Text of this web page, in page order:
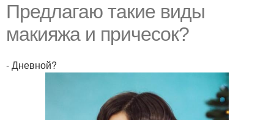
Предлагаю такие виды
макияжа и причесок?
- Дневной?